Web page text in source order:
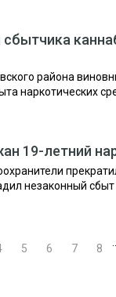
района
наркотических
19-летний
незаконный сбыт
5 6 7 8